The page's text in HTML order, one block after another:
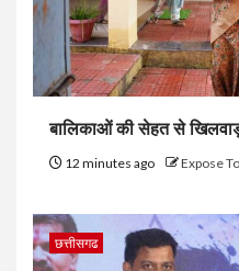
बालिकाओं की सेहत से
12 minutes ago Expose
छत्तीसगढ